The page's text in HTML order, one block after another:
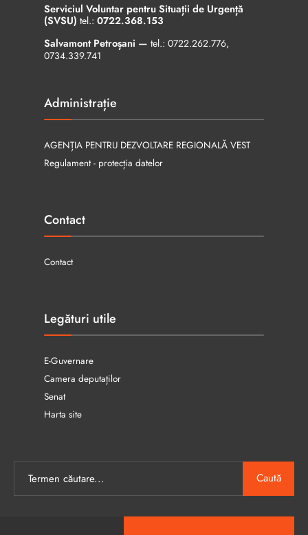
Serviciul Voluntar pentru Situații de Urgență
(SVSU) tel.: 0722.368.153
Salvamont Petroșani — tel.: 0722.262.776,
0734.339.741
Administrație
AGENȚIA PENTRU DEZVOLTARE REGIONALĂ VEST
Regulament - protecția datelor
Contact
Contact
Legături utile
E-Guvernare
Camera deputaților
Senat
Harta site
Caută